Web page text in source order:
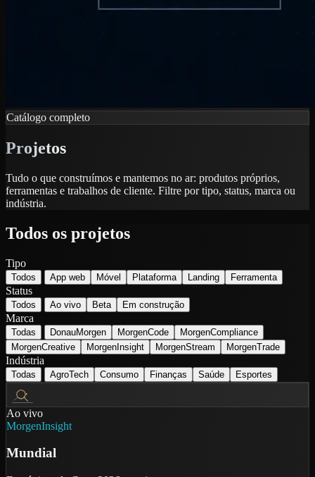
Catálogo completo
Projetos
Tudo o que construímos e mantemos no ar: produtos próprios,
ferramentas e trabalhos de cliente. Filtre por tipo, status, marca ou
indústria.
Todos os projetos
Tipo
Todos App web Móvel Plataforma Landing Ferramenta
Status
Todos Ao vivo Beta Em construção
Marca
Todas DonauMorgen MorgenCode
MorgenCompliance
MorgenCreative
MorgenInsight MorgenStream MorgenTrade
Indústria
Todas AgroTech Consumo Finanças Saúde Esportes
Ao vivo
MorgenInsight
Mundial